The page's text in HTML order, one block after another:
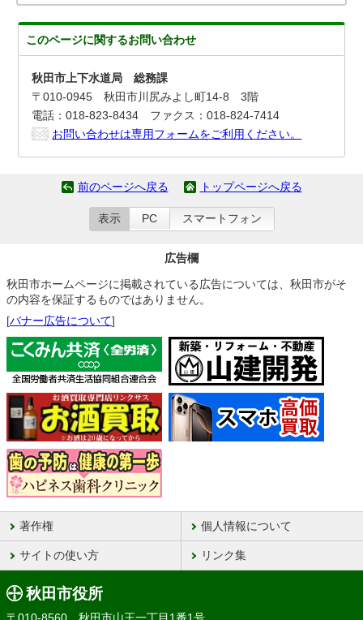
このページに関するお問い合わせ
秋田市上下水道局 総務課
〒010-0945 秋田市川尻みよし町14-8 3階
電話：018-823-8434 ファクス：018-824-7414
お問い合わせは専用フォームをご利用ください。
前のページへ戻る トップページへ戻る
表示 PC スマートフォン
広告欄
秋田市ホームページに掲載されている広告については、秋田市がそ
の内容を保証するものではありません。
[バナー広告について]
著作権 個人情報について
サイトの使い方 リンク集
秋田市役所